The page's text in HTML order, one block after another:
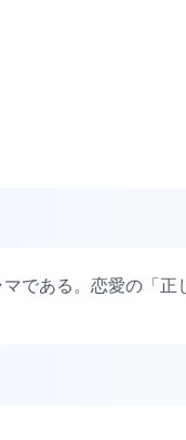
である。恋愛の「